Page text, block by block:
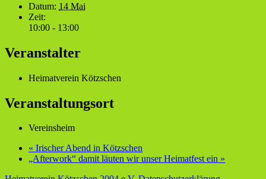
Datum: 14 Mai
Zeit:
10:00 - 13:00
Veranstalter
Heimatverein Kötzschen
Veranstaltungsort
Vereinsheim
« Irischer Abend in Kötzschen
„Afterwork“ damit läuten wir unser Heimatfest ein »